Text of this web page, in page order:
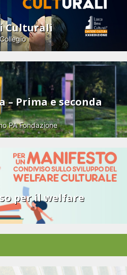
Culturali
– Prima e seconda
PA Fondazione
per il welfare